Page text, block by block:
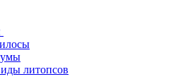
литопсов